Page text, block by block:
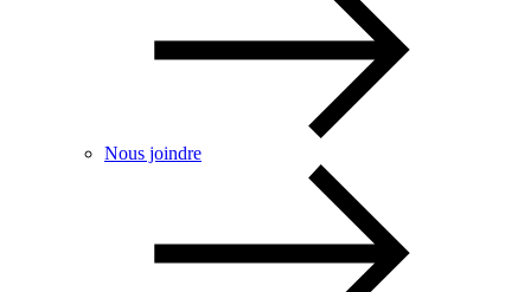
Nous joindre